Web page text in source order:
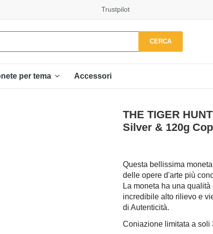
Trustpilot
CERCA
per tema Accessori
THE TIGER
Silver & 120g
Questa bellissima
delle opere d'arte più
La moneta ha una
incredibile alto rilievo e
di Autenticità.
Coniazione limitata a soli